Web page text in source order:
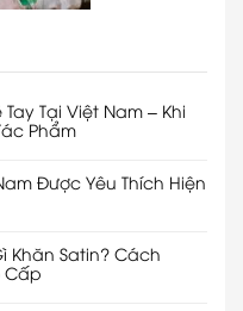
Tại Việt Nam – Khi
Phẩm
Được Yêu Thích Hiện
Khăn Satin? Cách
Cấp